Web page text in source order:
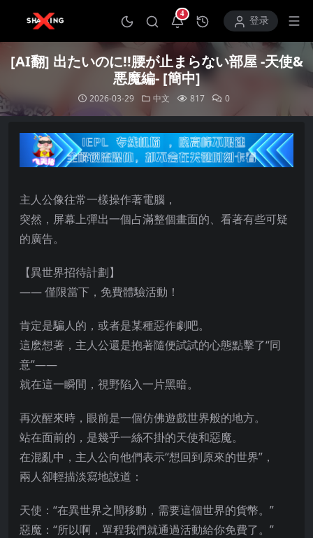
4
打开通知中心登录
[AI翻] 出たいのに!!腰が止まらない部屋 -天使&
悪魔編- [簡中]
2026-03-29 中文 817 0
主人公像往常一樣操作著電腦，
突然，屏幕上彈出一個占滿整個畫面的、看著有些可疑
的廣告。
【異世界招待計劃】
—— 僅限當下，免費體驗活動！
肯定是騙人的，或者是某種惡作劇吧。
這麽想著，主人公還是抱著隨便試試的心態點擊了“同
意”——
就在這一瞬間，視野陷入一片黑暗。
再次醒來時，眼前是一個仿佛遊戲世界般的地方。
站在面前的，是幾乎一絲不掛的天使和惡魔。
在混亂中，主人公向他們表示“想回到原來的世界”，
兩人卻輕描淡寫地說道：
天使：“在異世界之間移動，需要這個世界的貨幣。”
惡魔：“所以啊，單程我們就通過活動給你免費了。”